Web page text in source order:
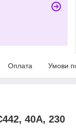
Оплата Умови
40A, 230